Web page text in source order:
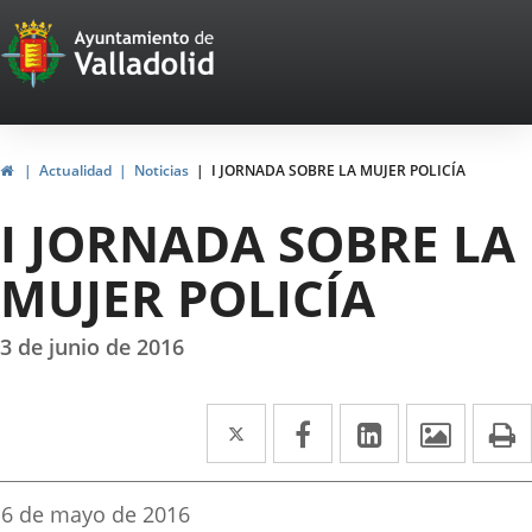
Portal
Web
del
Ayuntamiento
de
Valladolid
HomeActualidad Noticias I JORNADA SOBRE LA MUJER POLICÍA
I JORNADA SOBRE LA
MUJER POLICÍA
3 de junio de 2016
Twitter
Enlace
a
Facebook
Enlace
a
Linkedin
Enlace
a
Fecha
6 de mayo de 2016